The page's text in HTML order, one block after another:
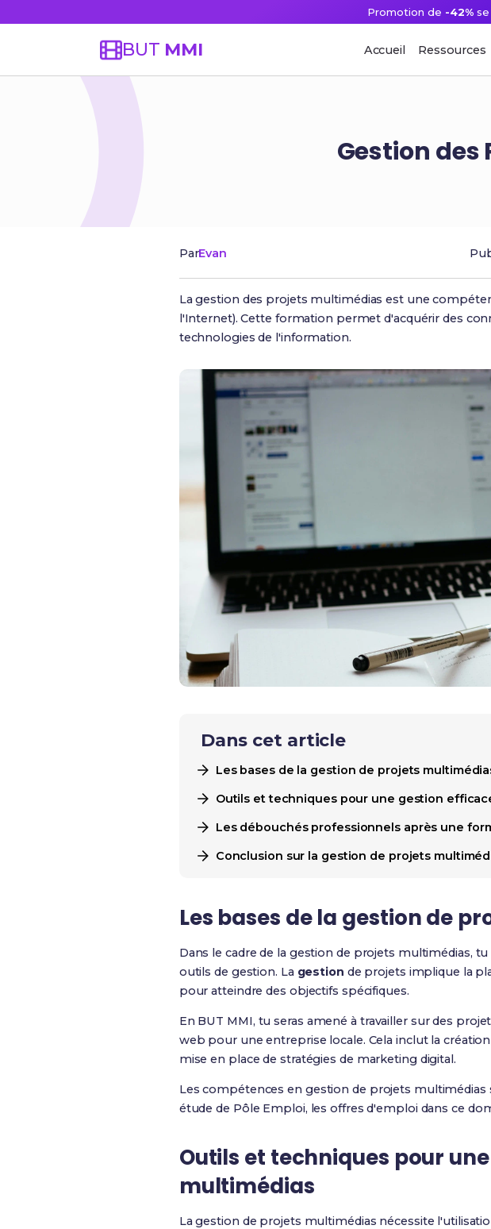
Promotion de -42%
BUT MMI Accueil Ressources
Gestion
ParEvan
La gestion des projets multimédias est une
l'Internet). Cette formation permet d'acquérir des
technologies de l'information.
Dans cet article
Les bases de la gestion de projets
Outils et techniques pour une gestion
Les débouchés professionnels après une
Conclusion sur la gestion de projets
Les bases de la gestion de
Dans le cadre de la gestion de projets multimédias,
outils de gestion. La gestion de projets implique la
pour atteindre des objectifs spécifiques.
En BUT MMI, tu seras amené à travailler sur des
web pour une entreprise locale. Cela inclut la
mise en place de stratégies de marketing digital.
Les compétences en gestion de projets multimédias
étude de Pôle Emploi, les offres d'emploi dans ce
Outils et techniques pour
multimédias
La gestion de projets multimédias nécessite